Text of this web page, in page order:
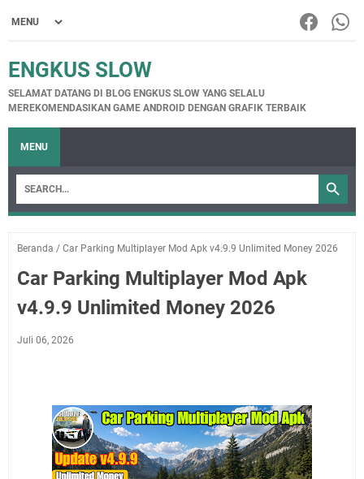
ENGKUS SLOW
SELAMAT DATANG DI BLOG ENGKUS SLOW YANG SELALU
MEREKOMENDASIKAN GAME ANDROID DENGAN GRAFIK TERBAIK
MENU
Beranda / Car Parking Multiplayer Mod Apk v4.9.9 Unlimited Money 2026
Car Parking Multiplayer Mod Apk
v4.9.9 Unlimited Money 2026
Juli 06, 2026